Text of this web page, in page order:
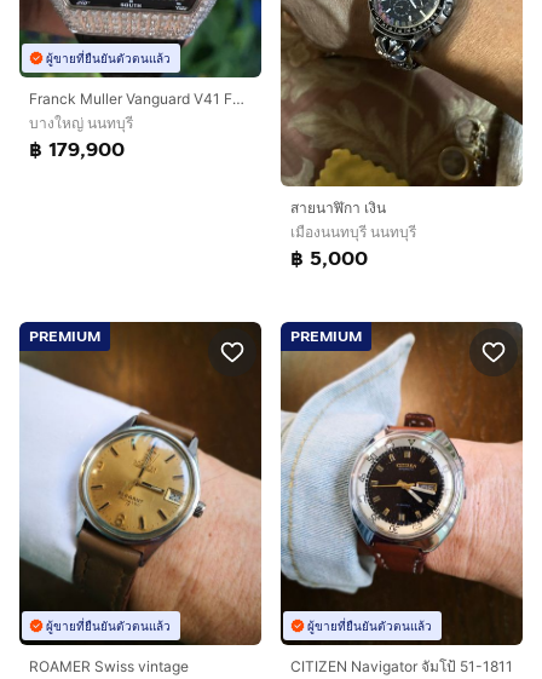
ผู้ขายที่ยืนยันตัวตนแล้ว
Franck Muller Vanguard V41 Full Diamond 🇨🇭
บางใหญ่ นนทบุรี
฿ 179,900
สายนาฬิกา เงิน
เมืองนนทบุรี นนทบุรี
฿ 5,000
PREMIUM
ผู้ขายที่ยืนยันตัวตนแล้ว
ROAMER Swiss vintage
PREMIUM
ผู้ขายที่ยืนยันตัวตนแล้ว
CITIZEN Navigator จัมโป้ 51-1811